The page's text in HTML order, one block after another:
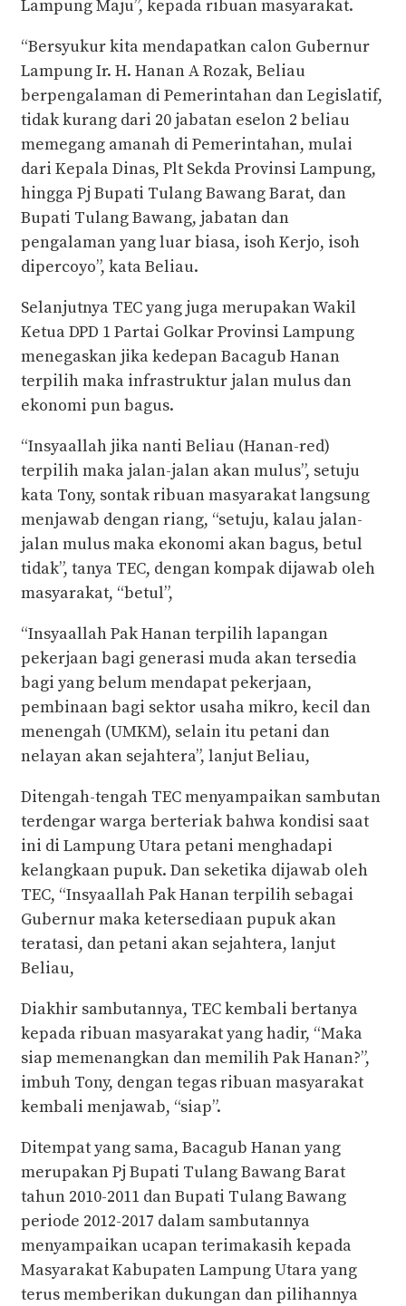
Lampung Maju”, kepada ribuan masyarakat.
“Bersyukur kita mendapatkan calon Gubernur
Lampung Ir. H. Hanan A Rozak, Beliau
berpengalaman di Pemerintahan dan Legislatif,
tidak kurang dari 20 jabatan eselon 2 beliau
memegang amanah di Pemerintahan, mulai
dari Kepala Dinas, Plt Sekda Provinsi Lampung,
hingga Pj Bupati Tulang Bawang Barat, dan
Bupati Tulang Bawang, jabatan dan
pengalaman yang luar biasa, isoh Kerjo, isoh
dipercoyo”, kata Beliau.
Selanjutnya TEC yang juga merupakan Wakil
Ketua DPD 1 Partai Golkar Provinsi Lampung
menegaskan jika kedepan Bacagub Hanan
terpilih maka infrastruktur jalan mulus dan
ekonomi pun bagus.
“Insyaallah jika nanti Beliau (Hanan-red)
terpilih maka jalan-jalan akan mulus”, setuju
kata Tony, sontak ribuan masyarakat langsung
menjawab dengan riang, “setuju, kalau jalan-
jalan mulus maka ekonomi akan bagus, betul
tidak”, tanya TEC, dengan kompak dijawab oleh
masyarakat, “betul”,
“Insyaallah Pak Hanan terpilih lapangan
pekerjaan bagi generasi muda akan tersedia
bagi yang belum mendapat pekerjaan,
pembinaan bagi sektor usaha mikro, kecil dan
menengah (UMKM), selain itu petani dan
nelayan akan sejahtera”, lanjut Beliau,
Ditengah-tengah TEC menyampaikan sambutan
terdengar warga berteriak bahwa kondisi saat
ini di Lampung Utara petani menghadapi
kelangkaan pupuk. Dan seketika dijawab oleh
TEC, “Insyaallah Pak Hanan terpilih sebagai
Gubernur maka ketersediaan pupuk akan
teratasi, dan petani akan sejahtera, lanjut
Beliau,
Diakhir sambutannya, TEC kembali bertanya
kepada ribuan masyarakat yang hadir, “Maka
siap memenangkan dan memilih Pak Hanan?”,
imbuh Tony, dengan tegas ribuan masyarakat
kembali menjawab, “siap”.
Ditempat yang sama, Bacagub Hanan yang
merupakan Pj Bupati Tulang Bawang Barat
tahun 2010-2011 dan Bupati Tulang Bawang
periode 2012-2017 dalam sambutannya
menyampaikan ucapan terimakasih kepada
Masyarakat Kabupaten Lampung Utara yang
terus memberikan dukungan dan pilihannya